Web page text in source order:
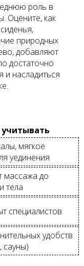
роль в
Оцените, как
природных
добавляют
достаточно
и насладиться
мягкое
уединения
массажа до
тела
специалистов
удобств
сауны)